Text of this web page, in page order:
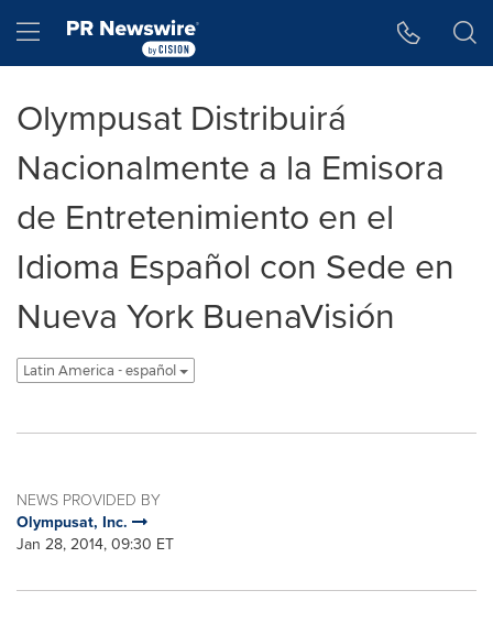
Hamburger menu
Olympusat Distribuirá
Nacionalmente a la Emisora
de Entretenimiento en el
Idioma Español con Sede en
Nueva York BuenaVisión
Latin America - español
NEWS PROVIDED BY
Olympusat, Inc.
Jan 28, 2014, 09:30 ET